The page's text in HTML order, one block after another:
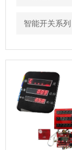
智能开关系列